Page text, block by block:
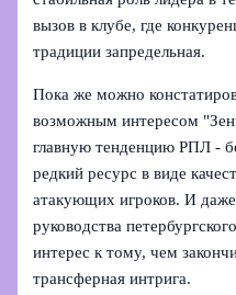
вызов в клубе, где
традиции запредельная.
Пока же можно
возможным интересом
главную тенденцию РПЛ -
редкий ресурс в виде
атакующих игроков. И
руководства
интерес к тому, чем
трансферная интрига.